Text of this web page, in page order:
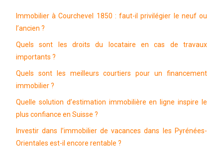
Immobilier à Courchevel 1850 : faut-il privilégier le neuf ou
l’ancien ?
Quels sont les droits du locataire en cas de travaux
importants ?
Quels sont les meilleurs courtiers pour un financement
immobilier ?
Quelle solution d’estimation immobilière en ligne inspire le
plus confiance en Suisse ?
Investir dans l’immobilier de vacances dans les Pyrénées-
Orientales est-il encore rentable ?